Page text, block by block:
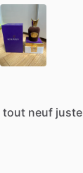
tout neuf juste